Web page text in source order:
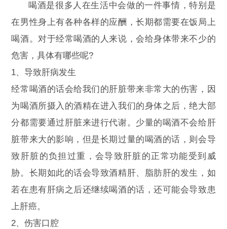
喝酒是很多人在生活中会做的一件事情，特别是
在男性身上有各种各样的应酬，长期都需要在饭局上
喝酒。对于经常喝酒的人来说，会给身体带来不少的
危害，具体有哪些呢?
1、导致肝病发生
经常喝酒的话会给我们的肝脏带来非常大的伤害，因
为喝酒所摄入的酒精在进入我们的身体之后，绝大部
分都需要通过肝脏来进行代谢。少量的喝酒不会给肝
脏带来大的影响，但是长期过量的喝酒的话，则会导
致肝脏的负担过重，会导致肝脏的正常功能受到威
胁。长期如此的话会导致酒精肝、脂肪肝的发生，如
若在患有肝病之后还继续喝酒的话，还可能会导致患
上肝癌。
2、伤害口腔